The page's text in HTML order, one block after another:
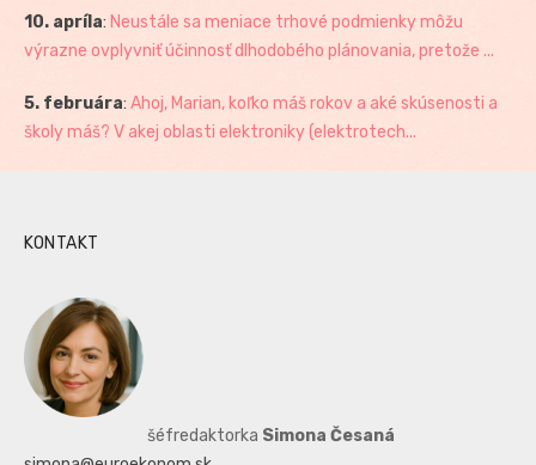
10. apríla: Neustále sa meniace trhové podmienky môžu
výrazne ovplyvniť účinnosť dlhodobého plánovania, pretože ...
5. februára: Ahoj, Marian, koľko máš rokov a aké skúsenosti a
školy máš? V akej oblasti elektroniky (elektrotech...
KONTAKT
šéfredaktorka Simona Česaná